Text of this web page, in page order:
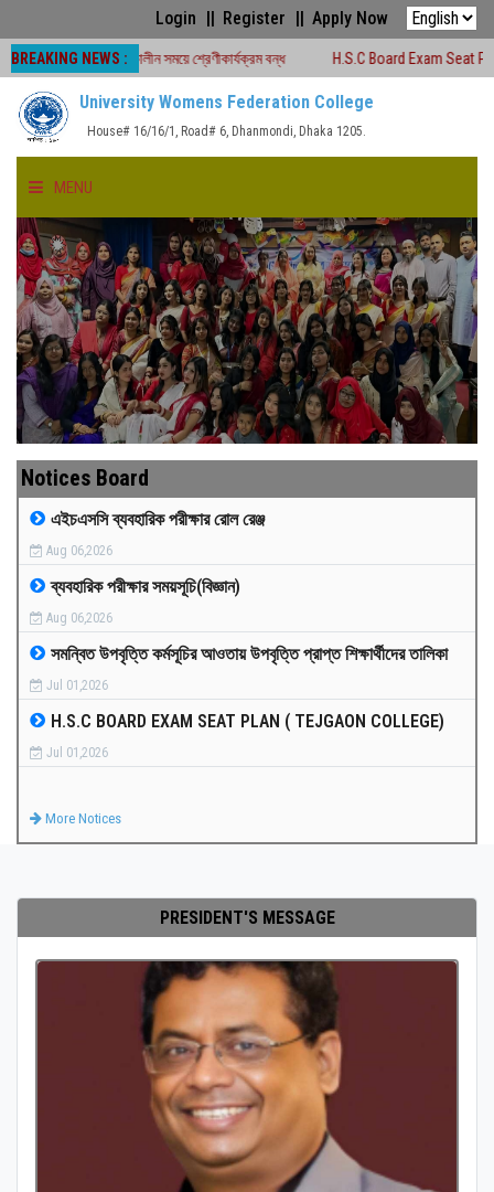
Login Register Apply Now
BREAKING NEWS :
চলাকালীন সময়ে শ্রেণীকার্যক্রম বন্ধ H.S.C Board Exam Seat Plan (
University Womens Federation College
House# 16/16/1, Road# 6, Dhanmondi, Dhaka 1205.
MENU
HOME
ABOUT US
FACULTIES
ACADEMICS
GALLERY
MEDIA
PAYMENT
CO-CURRICULUM
RESULTS
Notices Board
এইচএসসি ব্যবহারিক পরীক্ষার রোল রেঞ্জ
Aug 06,2026
ব্যবহারিক পরীক্ষার সময়সূচি(বিজ্ঞান)
Aug 06,2026
সমন্বিত উপবৃত্তি কর্মসূচির আওতায় উপবৃত্তি প্রাপ্ত শিক্ষার্থীদের তালিকা
Jul 01,2026
H.S.C BOARD EXAM SEAT PLAN ( TEJGAON COLLEGE)
Jul 01,2026
More Notices
PRESIDENT'S MESSAGE